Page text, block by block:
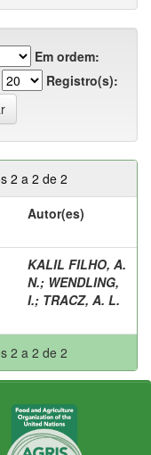
Em ordem:
Registro(s):
2 a 2 de 2
Autor(es)
KALIL FILHO, A.
N.; WENDLING,
I.; TRACZ, A. L.
2 a 2 de 2